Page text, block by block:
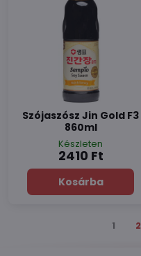
Szójaszósz Jin Gold F3
860ml
Készleten
2410 Ft
Kosárba
1 2